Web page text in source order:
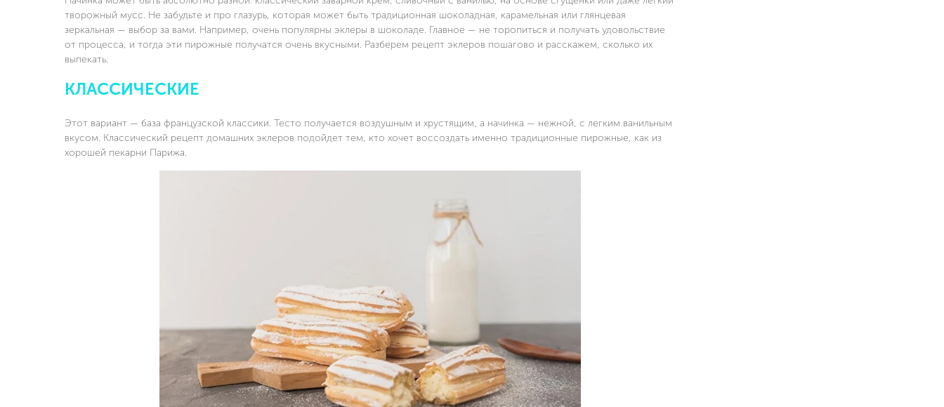
творожный мусс. Не забудьте и про глазурь, которая может быть традиционная шоколадная, карамельная или глянцевая
зеркальная — выбор за вами. Например, очень популярны эклеры в шоколаде. Главное — не торопиться и получать удовольствие
от процесса, и тогда эти пирожные получатся очень вкусными. Разберем рецепт эклеров пошагово и расскажем, сколько их
выпекать.
КЛАССИЧЕСКИЕ
Этот вариант — база французской классики. Тесто получается воздушным и хрустящим, а начинка — нежной, с легким ванильным
вкусом. Классический рецепт домашних эклеров подойдет тем, кто хочет воссоздать именно традиционные пирожные, как из
хорошей пекарни Парижа.